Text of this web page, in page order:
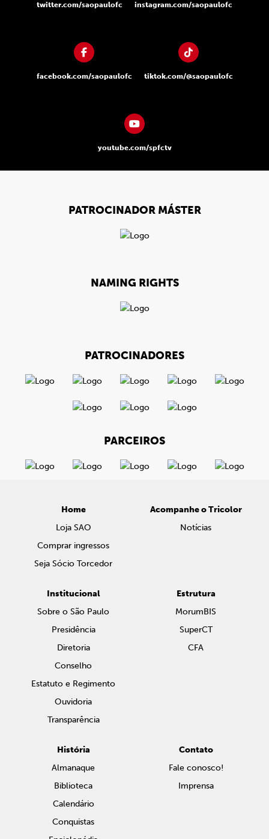
twitter.com/saopaulofc instagram.com/saopaulofc
facebook.com/saopaulofc tiktok.com/@saopaulofc
youtube.com/spfctv
PATROCINADOR MÁSTER
NAMING RIGHTS
PATROCINADORES
PARCEIROS
Home
Loja SAO
Comprar ingressos
Seja Sócio Torcedor
Acompanhe o Tricolor
Notícias
Institucional
Sobre o São Paulo
Presidência
Diretoria
Conselho
Estatuto e Regimento
Ouvidoria
Transparência
Estrutura
MorumBIS
SuperCT
CFA
História
Almanaque
Biblioteca
Calendário
Conquistas
Contato
Fale conosco!
Imprensa